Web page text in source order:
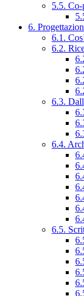
5.5.
6.
6.1.
6.2.
6.3.
6.4.
6.5.